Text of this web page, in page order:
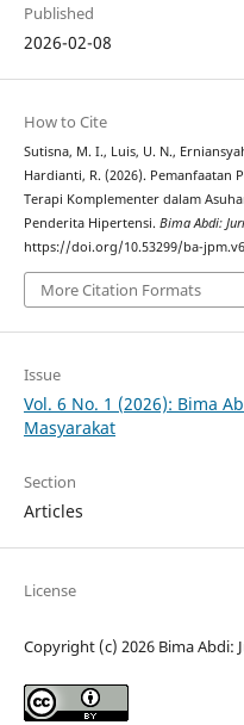
Published
2026-02-08
How to Cite
Sutisna, M. I., Luis, U. N.,
Hardianti, R. (2026). Pemanfaatan
Terapi Komplementer dalam
Penderita Hipertensi. Bima Abdi:
https://doi.org/10.53299/ba-
More Citation Formats
Issue
Vol. 6 No. 1 (2026): Bima
Masyarakat
Section
Articles
License
Copyright (c) 2026 Bima Abdi: